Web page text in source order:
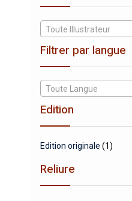
Toute Illustrateur
Filtrer par langue
Toute Langue
Edition
Edition originale (1)
Reliure